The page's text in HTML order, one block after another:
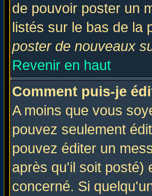
de pouvoir poster un
listés sur le bas de la
poster de nouveaux
Revenir en haut
Comment puis-je
A moins que vous
pouvez seulement
pouvez éditer un
après qu'il soit posté)
concerné. Si